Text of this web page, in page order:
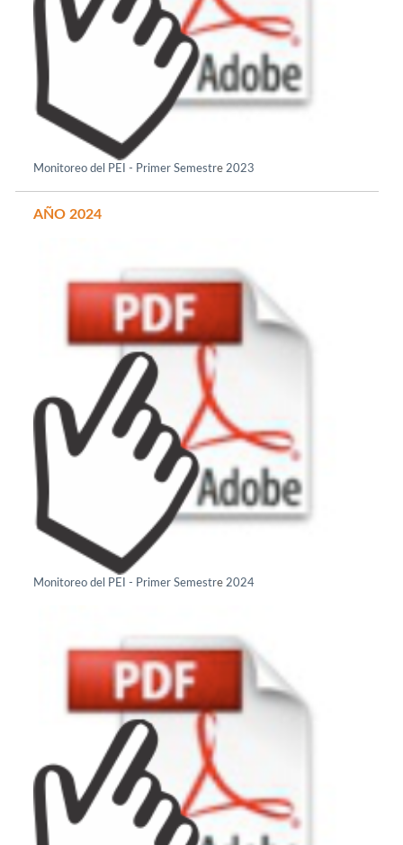
Monitoreo del PEI - Primer Semestre2023
AÑO 2024
Monitoreo del PEI - Primer Semestre2024